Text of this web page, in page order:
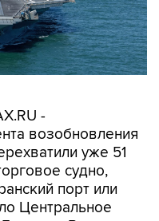
-
уже 51
судно,
порт или
Центральное
Востоке